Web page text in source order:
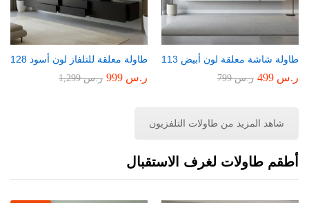
طاولة شاشة معلقة لون أبيض 113
ر.س ر.س799
طاولة معلقة للتلفاز لون أسود 128
ر.س ر.س1,299
شاهد المزيد من طاولات التلفزيون
أطقم طاولات لغرف الاستقبال